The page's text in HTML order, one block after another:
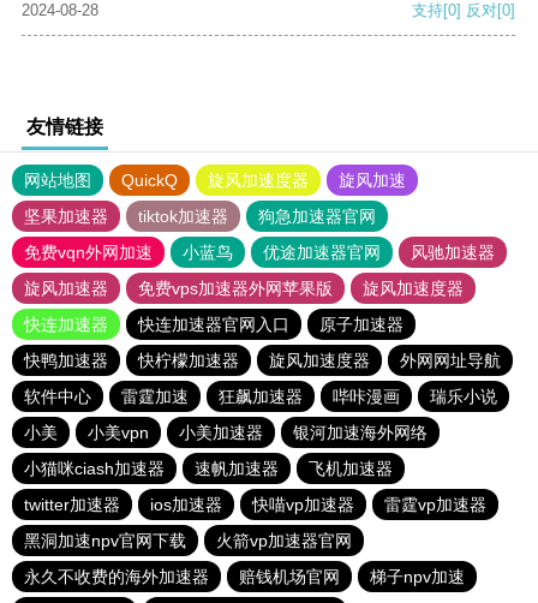
2024-08-28 支持[0] 反对[0]
友情链接
网站地图 QuickQ 旋风加速度器
旋风加速
坚果加速器
tiktok加速器
狗急加速器官网
免费vqn外网加速
小蓝鸟 优途加速器官网
风驰加速器
旋风加速器
免费vps加速器外网苹果版
旋风加速度器
快连加速器
快连加速器官网入口
原子加速器
快鸭加速器
快柠檬加速器 旋风加速度器
外网网址导航
软件中心
雷霆加速 狂飙加速器 哔咔漫画
瑞乐小说
小美
小美vpn 小美加速器
银河加速海外网络
小猫咪ciash加速器
速帆加速器
飞机加速器
twitter加速器
ios加速器 快喵vp加速器
雷霆vp加速器
黑洞加速npv官网下载
火箭vp加速器官网
永久不收费的海外加速器
赔钱机场官网 梯子npv加速